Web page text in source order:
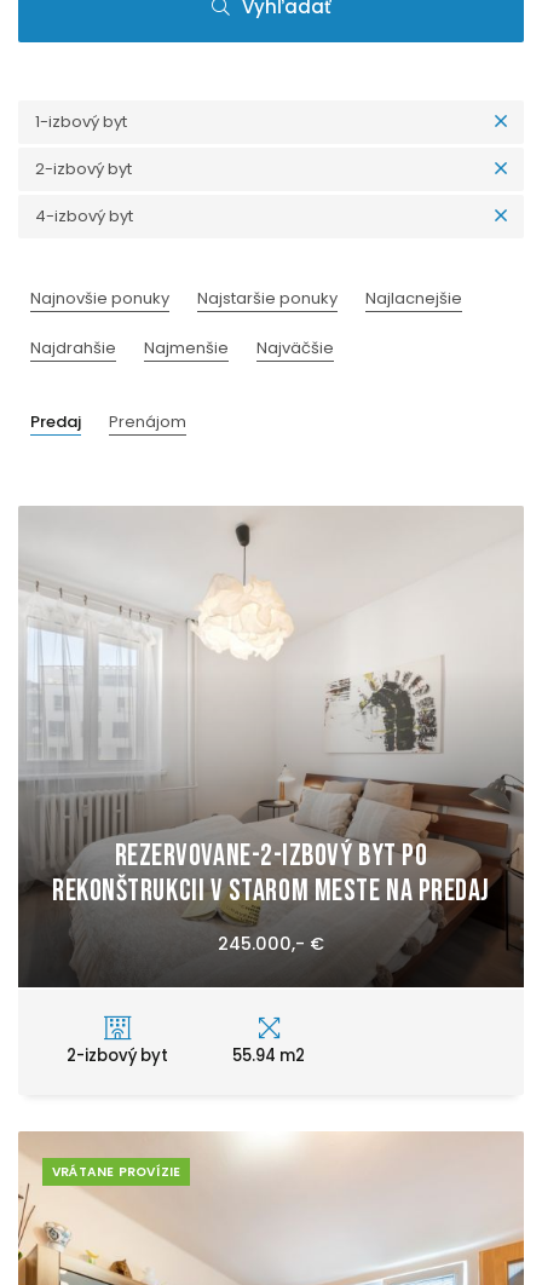
Vyhľadať
1-izbový byt
2-izbový byt
4-izbový byt
Najnovšie ponuky Najstaršie ponuky Najlacnejšie
Najdrahšie Najmenšie Najväčšie
Predaj Prenájom
REZERVOVANE-2-izbový byt po
rekonštrukcii v Starom Meste na predaj
245.000,- €
2-izbový byt 55.94 m2
VRÁTANE PROVÍZIE